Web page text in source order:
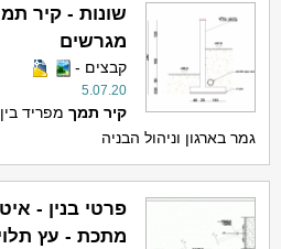
שונות - קיר
מגרשים
קבצים -
5.07.20
קיר תמך מפריד
גמר בארגון וניהול הבניה
פרטי בנין -
מתכת - עץ